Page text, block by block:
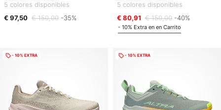
5 colores disponibles
€ 97,50 € 150,00 -35%
5 colores disponibles
€ 80,91 € 150,00 -40%
- 10% Extra en en Carrito
- 10% EXTRA - 10% EXTRA